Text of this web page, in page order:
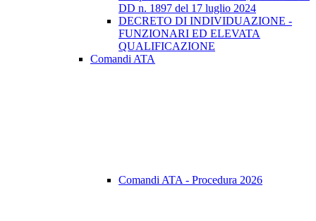
DD n. 1897 del 17 luglio 2024
DECRETO DI INDIVIDUAZIONE -
FUNZIONARI ED ELEVATA
QUALIFICAZIONE
Comandi ATA
Comandi ATA - Procedura 2026